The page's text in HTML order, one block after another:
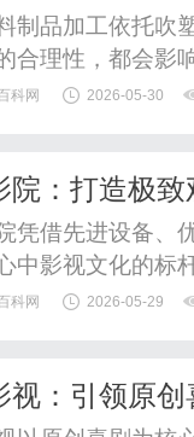
制品加工依托吹
合理性，都会影
的核心控制部件
优化产品，打造
科网 2026-05-30
院：打造极
凭借先进设备、
中影视文化的标
科网 2026-05-29
视：引领原